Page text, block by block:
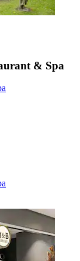
& Spa